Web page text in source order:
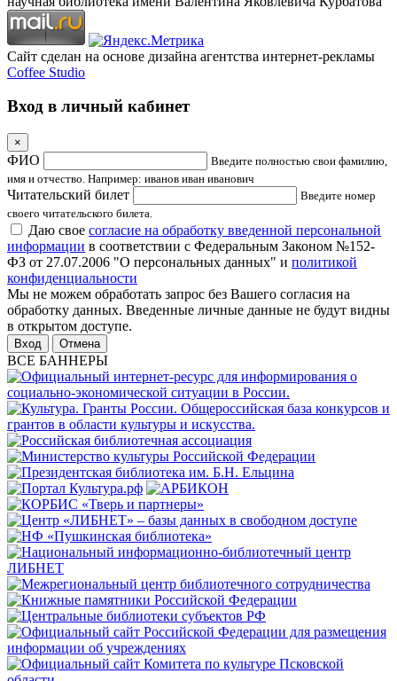
Сайт сделан на основе дизайна агентства интернет-рекламы
Coffee Studio
Вход в личный кабинет
×
ФИО
Введите полностью свои фамилию,
имя и отчество. Например: иванов иван иванович
Читательский билет
Введите номер
своего читательского билета.
Даю свое согласие на обработку введенной персональной
информации в соответствии с Федеральным Законом №152-
ФЗ от 27.07.2006 "О персональных данных" и политикой
конфиденциальности
Мы не можем обработать запрос без Вашего согласия на
обработку данных. Введенные личные данные не будут видны
в открытом доступе.
Отмена
ВСЕ БАННЕРЫ